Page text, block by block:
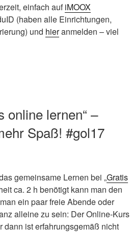
einfach aufiMOOX
(haben alle Einrichtungen,
und hieranmelden – viel
online lernen“ –
Spaß! #gol17
gemeinsame Lernen bei „Gratis
ca. 2 h benötigt kann man den
ein paar freie Abende oder
alleine zu sein: Der Online-Kurs
dann ist erfahrungsgemäß nicht